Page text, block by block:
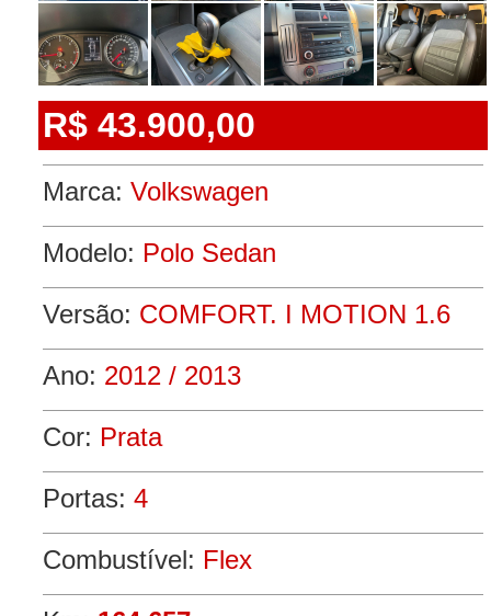
R$ 43.900,00
Marca: Volkswagen
Modelo: Polo Sedan
Versão: COMFORT. I MOTION 1.6
Ano: 2012 / 2013
Cor: Prata
Portas: 4
Combustível: Flex